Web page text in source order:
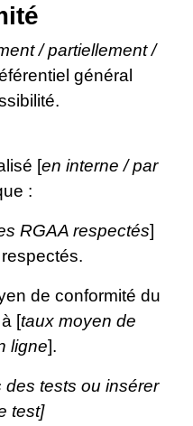
/ partiellement /
général
[en interne / par
:
RGAA respectés]
de conformité du
[taux moyen de
ligne].
des tests ou insérer
test]